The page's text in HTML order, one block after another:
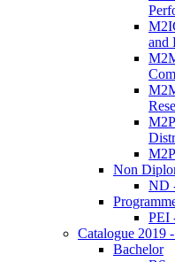
and
Non
ND
PEI
Catalogue 2019
Bachelor